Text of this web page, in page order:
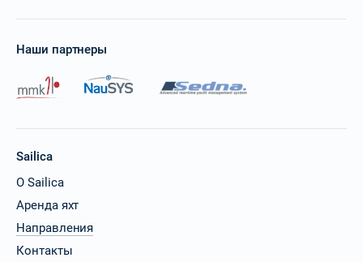
Наши партнеры
Sailica
О Sailica
Аренда яхт
Направления
Контакты